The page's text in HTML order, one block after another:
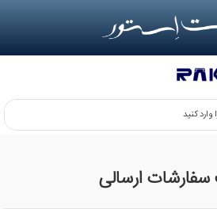
کد
ارسالی